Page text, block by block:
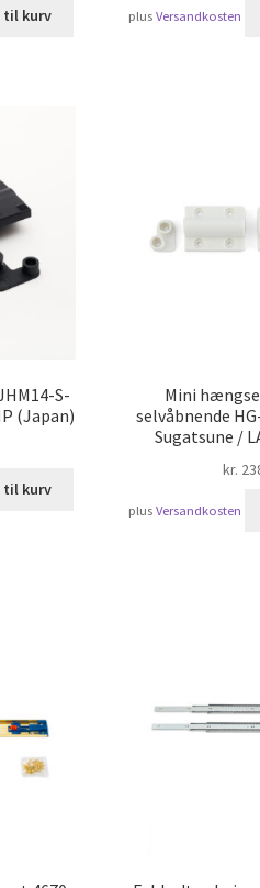
kurv plus Versandkosten
S-
(Japan)
kurv
Mini
selvåbnende
Sugatsune /
kr.
plus Versandkosten